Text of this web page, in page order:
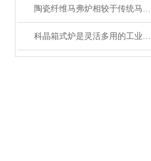
陶瓷纤维马弗炉相较于传统马弗炉有哪些提升？
科晶箱式炉是灵活多用的工业好帮手